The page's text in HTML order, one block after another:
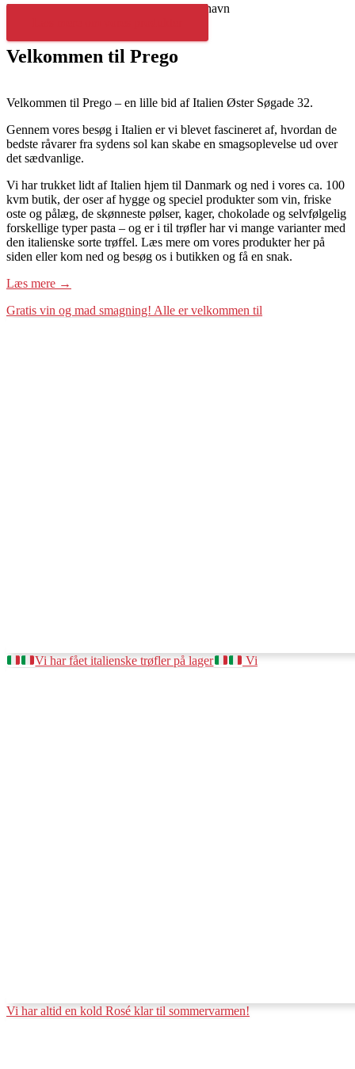
Italienske delikatesser i hjertet af København
Velkommen til Prego
Velkommen til Prego – en lille bid af Italien Øster Søgade 32.
Gennem vores besøg i Italien er vi blevet fascineret af, hvordan de
bedste råvarer fra sydens sol kan skabe en smagsoplevelse ud over
det sædvanlige.
Vi har trukket lidt af Italien hjem til Danmark og ned i vores ca. 100
kvm butik, der oser af hygge og speciel produkter som vin, friske
oste og pålæg, de skønneste pølser, kager, chokolade og selvfølgelig
forskellige typer pasta – og er i til trøfler har vi mange varianter med
den italienske sorte trøffel. Læs mere om vores produkter her på
siden eller kom ned og besøg os i butikken og få en snak.
Læs mere →
Gratis vin og mad smagning! Alle er velkommen til
Vi har fået italienske trøfler på lager Vi
Vi har altid en kold Rosé klar til sommervarmen!